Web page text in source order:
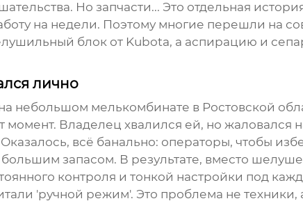
Но запчасти... Это отдельная
на недели. Поэтому многие перешли на
блок от Kubota, а аспирацию и
лично
небольшом мелькомбинате в Ростовской
момент. Владелец хвалился ей, но жаловался
всё банально: операторы, чтобы
запасом. В результате, вместо
контроля и тонкой настройки под
'ручной режим'. Это проблема не техники, а